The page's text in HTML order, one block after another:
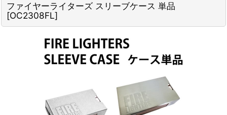
ファイヤーライターズ スリーブケース 単品
[OC2308FL]